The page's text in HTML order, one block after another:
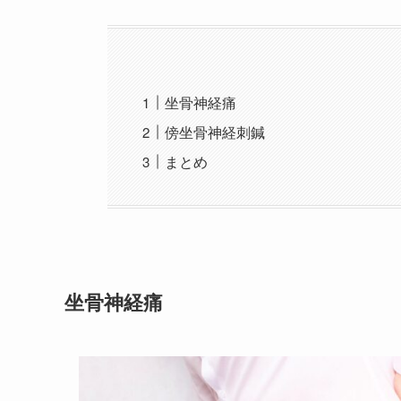
坐骨神経痛
傍坐骨神経刺鍼
まとめ
坐骨神経痛